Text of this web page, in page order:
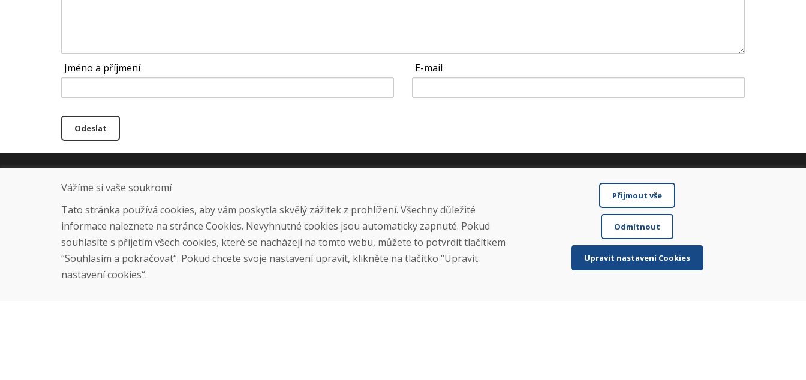
Jméno a příjmení E-mail
Odeslat
info@domivosport.cz
O nás
Prodejna
Kontakt
Jak posíláme elektrokola
Obchodní podmínky
Doprava
Platba
Reklamace
Vážíme si vaše soukromí
Tato stránka používá cookies, aby vám poskytla skvělý zážitek z prohlížení. Všechny důležité
informace naleznete na stránce Cookies. Nevyhnutné cookies jsou automaticky zapnuté. Pokud
souhlasíte s přijetím všech cookies, které se nacházejí na tomto webu, můžete to potvrdit tlačítkem
“Souhlasím a pokračovat“. Pokud chcete svoje nastavení upravit, klikněte na tlačítko “Upravit
nastavení cookies“.
Přijmout vše
Odmítnout
Upravit nastavení Cookies